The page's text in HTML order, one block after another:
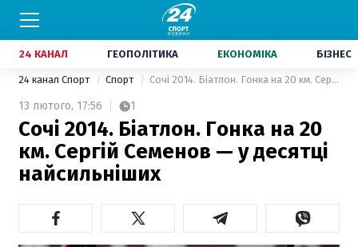
24 КАНАЛ ГЕОПОЛІТИКА ЕКОНОМІКА БІЗНЕС
24 канал Спорт Спорт Сочі 2014. Біатлон. Гонка на 20 км. Сергій Семенов — у десятці найсильніших
13 лютого, 17:56 1
Сочі 2014. Біатлон. Гонка на 20
км. Сергій Семенов — у десятці
найсильніших